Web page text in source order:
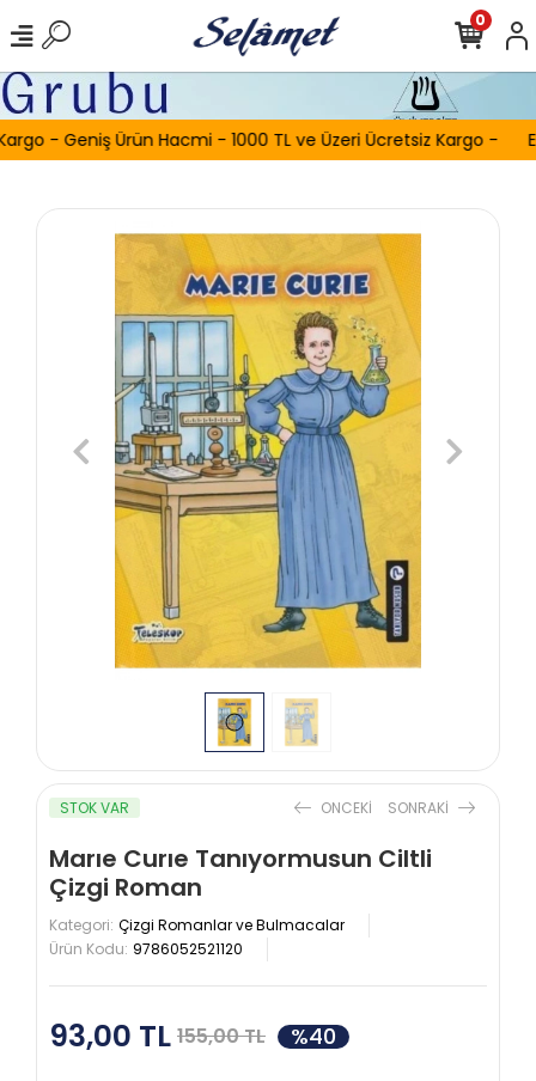
- Geniş Ürün Hacmi - 1000 TL ve Üzeri Ücretsiz Kargo -
0
STOK VAR ONCEKI SONRAKI
Marıe Curıe Tanıyormusun Ciltli
Çizgi Roman
Kategori: Çizgi Romanlar ve Bulmacalar
Ürün Kodu: 9786052521120
93,00 TL 155,00 TL %40